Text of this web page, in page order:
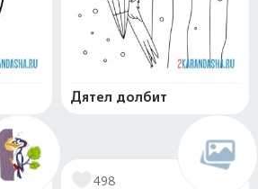
Дятел долбит
498